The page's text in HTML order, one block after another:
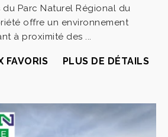
Parc Naturel Régional du
offre un environnement
à proximité des ...
FAVORIS PLUS DE DÉTAILS